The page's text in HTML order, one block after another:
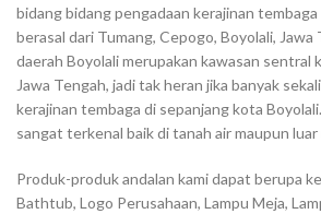
bidang bidang pengadaan kerajinan
berasal dari Tumang, Cepogo, Boyolali, Jawa
daerah Boyolali merupakan kawasan sentral
Jawa Tengah, jadi tak heran jika banyak
kerajinan tembaga di sepanjang kota
sangat terkenal baik di tanah air maupun
Produk-produk andalan kami dapat berupa
Bathtub, Logo Perusahaan, Lampu Meja,